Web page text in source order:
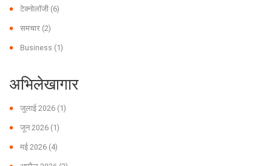
टेक्नोलॉजी (6)
समचार (2)
Business (1)
अभिलेखागार
जुलाई 2026 (1)
जून 2026 (1)
मई 2026 (4)